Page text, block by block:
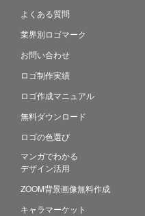
よくある質問
業界別ロゴマーク
お問い合わせ
ロゴ制作実績
ロゴ作成マニュアル
無料ダウンロード
ロゴの色選び
マンガでわかる
デザイン活用
ZOOM背景画像無料作成
キャラマーケット